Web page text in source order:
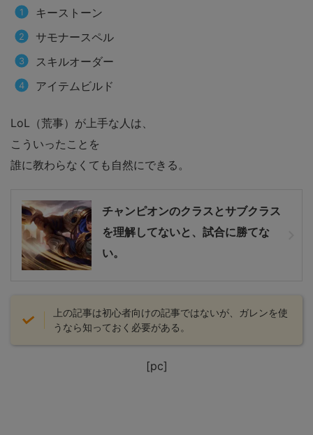
キーストーン
サモナースペル
スキルオーダー
アイテムビルド
LoL（荒事）が上手な人は、
こういったことを
誰に教わらなくても自然にできる。
チャンピオンのクラスとサブクラス
を理解してないと、試合に勝てな
い。
上の記事は初心者向けの記事ではないが、ガレンを使
うなら知っておく必要がある。
[pc]